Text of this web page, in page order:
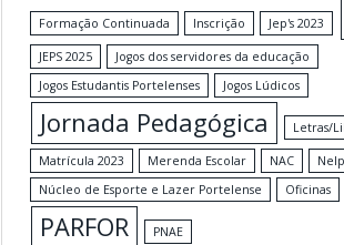
Formação Continuada Inscrição Jep's 2023
JEPS 2025
Jogos dos servidores da educação
Jogos Estudantis Portelenses
Jogos Lúdicos
Jornada Pedagógica Letras/
Matrícula 2023 Merenda Escolar NAC Nelp
Núcleo de Esporte e Lazer Portelense
Oficinas
PARFOR PNAE